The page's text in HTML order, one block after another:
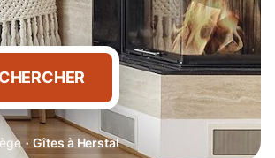
CHERCHER
· Gîtes à Herstal